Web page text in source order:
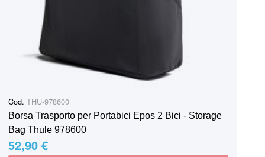
Cod. THU-978600
Borsa Trasporto per Portabici Epos 2 Bici - Storage
Bag Thule 978600
52,90 €